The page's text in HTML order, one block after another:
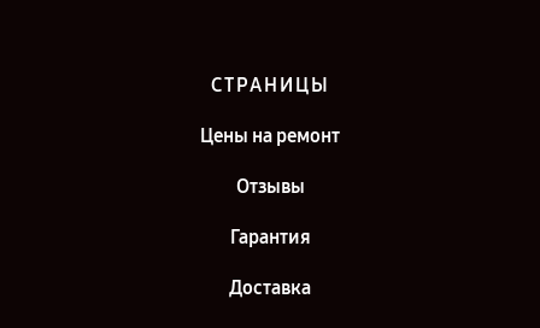
СТРАНИЦЫ
Цены на ремонт
Отзывы
Гарантия
Доставка